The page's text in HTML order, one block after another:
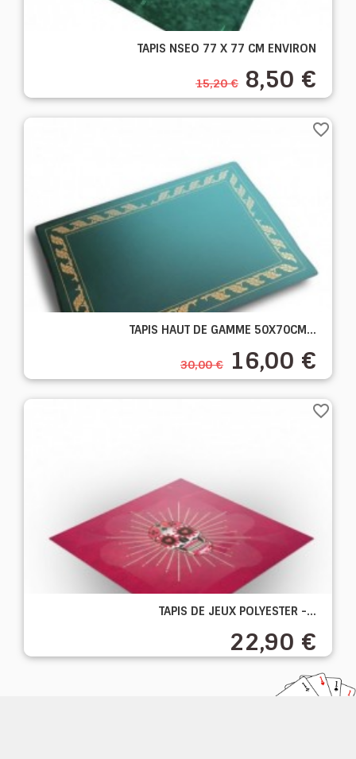
TAPIS NSEO 77 X 77 CM ENVIRON
15,20 € 8,50 €
TAPIS HAUT DE GAMME 50X70CM...
30,00 € 16,00 €
favorite_border
TAPIS DE JEUX POLYESTER -...
22,90 €
favorite_border